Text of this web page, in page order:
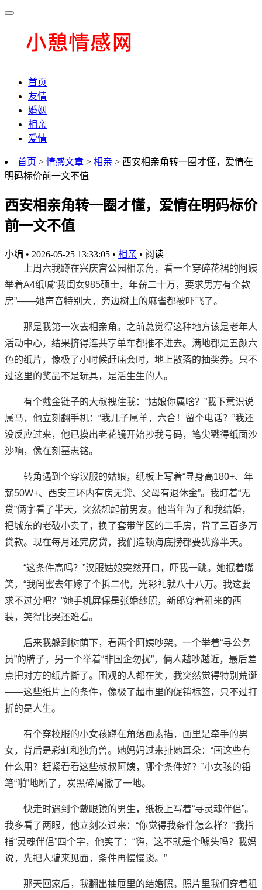
首页
友情
婚姻
相亲
爱情
首页 > 情感文章 > 相亲 > 西安相亲角转一圈才懂，爱情在
明码标价前一文不值
西安相亲角转一圈才懂，爱情在明码标价
前一文不值
小编 • 2026-05-25 13:33:05 • 相亲 • 阅读
上周六我蹲在兴庆宫公园相亲角，看一个穿碎花裙的阿姨
举着A4纸喊“我闺女985硕士，年薪二十万，要求男方有全款
房”——她声音特别大，旁边树上的麻雀都被吓飞了。
那是我第一次去相亲角。之前总觉得这种地方该是老年人
活动中心，结果挤得连共享单车都推不进去。满地都是五颜六
色的纸片，像极了小时候赶庙会时，地上散落的抽奖券。只不
过这里的奖品不是玩具，是活生生的人。
有个戴金链子的大叔拽住我：“姑娘你属啥？”我下意识说
属马，他立刻翻手机：“我儿子属羊，六合！留个电话？”我还
没反应过来，他已摸出老花镜开始抄我号码，笔尖戳得纸面沙
沙响，像在刻墓志铭。
转角遇到个穿汉服的姑娘，纸板上写着“寻身高180+、年
薪50W+、西安三环内有房无贷、父母有退休金”。我盯着“无
贷”俩字看了半天，突然想起前男友。他当年为了和我结婚，
把城东的老破小卖了，换了套带学区的二手房，背了三百多万
贷款。现在每月还完房贷，我们连顿海底捞都要犹豫半天。
“这条件高吗？”汉服姑娘突然开口，吓我一跳。她抿着嘴
笑，“我闺蜜去年嫁了个拆二代，光彩礼就八十八万。我这要
求不过分吧？”她手机屏保是张婚纱照，新郎穿着租来的西
装，笑得比哭还难看。
后来我躲到树荫下，看两个阿姨吵架。一个举着“寻公务
员”的牌子，另一个举着“非国企勿扰”，俩人越吵越近，最后差
点把对方的纸片撕了。围观的人都在笑，我突然觉得特别荒诞
——这些纸片上的条件，像极了超市里的促销标签，只不过打
折的是人生。
有个穿校服的小女孩蹲在角落画素描，画里是牵手的男
女，背后是彩虹和独角兽。她妈妈过来扯她耳朵：“画这些有
什么用？赶紧看看这些叔叔阿姨，哪个条件好？”小女孩的铅
笔“啪”地断了，炭黑碎屑撒了一地。
快走时遇到个戴眼镜的男生，纸板上写着“寻灵魂伴侣”。
我多看了两眼，他立刻凑过来：“你觉得我条件怎么样？”我指
指“灵魂伴侣”四个字，他笑了：“嗨，这不就是个噱头吗？我妈
说，先把人骗来见面，条件再慢慢谈。”
那天回家后，我翻出抽屉里的结婚照。照片里我们穿着租